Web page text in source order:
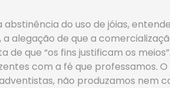
do uso de jóias,
alegação de que a
que “os fins justificam os
com a fé que professamos.
não produzamos nem